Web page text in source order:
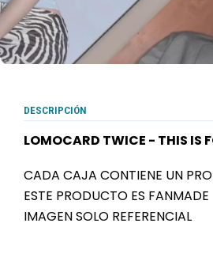
DESCRIPCIÓN
LOMOCARD TWICE - THIS IS
CADA CAJA CONTIENE UN
ESTE PRODUCTO ES FANMADE
IMAGEN SOLO REFERENCIAL